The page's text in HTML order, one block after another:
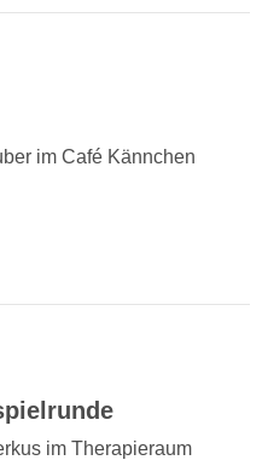
im Café Kännchen
im Therapieraum